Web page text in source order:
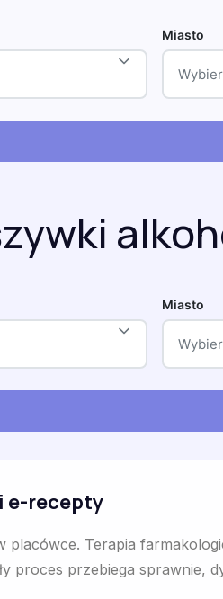
Miasto
Miasto
e-recepty
Terapia
proces przebiega sprawnie,